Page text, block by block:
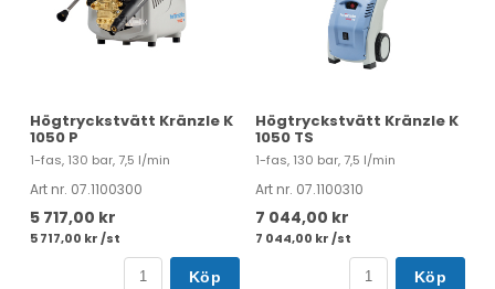
Högtryckstvätt Kränzle K
1050 P
1-fas, 130 bar, 7,5 l/min
Art nr. 07.1100300
5 717,00 kr
5 717,00 kr /st
Köp
Högtryckstvätt Kränzle K
1050 TS
1-fas, 130 bar, 7,5 l/min
Art nr. 07.1100310
7 044,00 kr
7 044,00 kr /st
Köp